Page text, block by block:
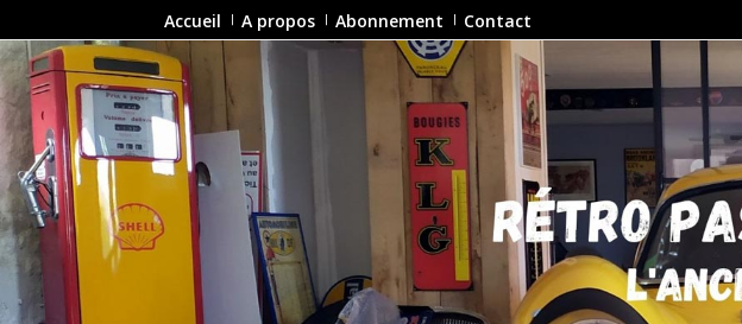
Accueil A propos Abonnement Contact